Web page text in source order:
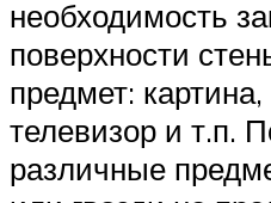
необходимость
поверхности
предмет:
телевизор и т.п.
различные